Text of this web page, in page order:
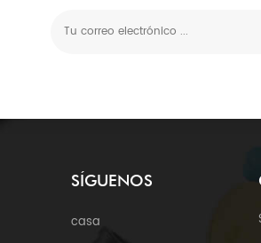
SÍGUENOS
casa